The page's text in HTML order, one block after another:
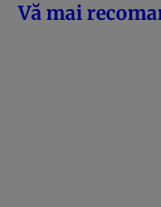
Vă mai